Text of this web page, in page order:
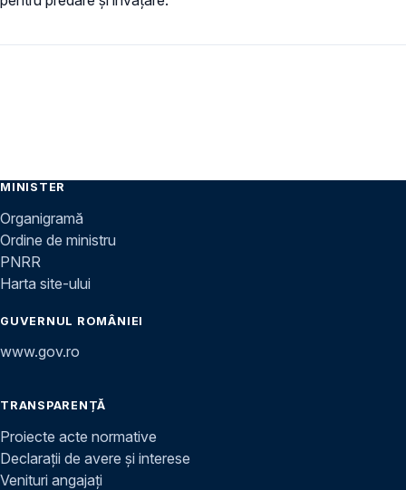
MINISTER
Organigramă
Ordine de ministru
PNRR
Harta site-ului
GUVERNUL ROMÂNIEI
www.gov.ro
TRANSPARENȚĂ
Proiecte acte normative
Declarații de avere și interese
Venituri angajați